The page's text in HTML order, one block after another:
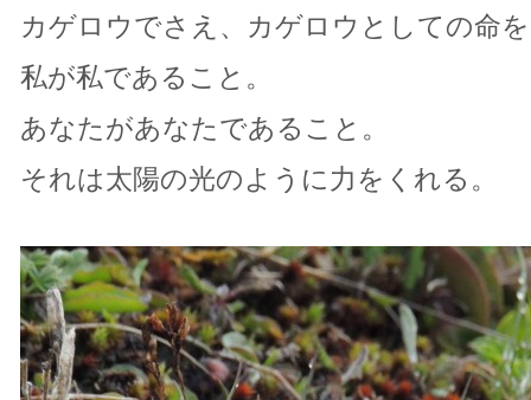
カゲロウでさえ、カゲロウとしての命
私が私であること。
あなたがあなたであること。
それは太陽の光のように力をくれる。